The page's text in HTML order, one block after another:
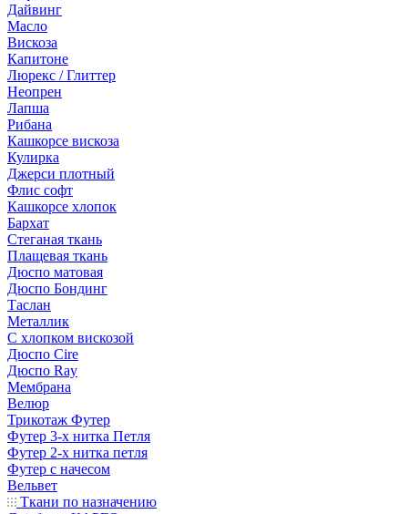
Дайвинг
Масло
Вискоза
Капитоне
Люрекс / Глиттер
Неопрен
Лапша
Рибана
Кашкорсе вискоза
Кулирка
Джерси плотный
Флис софт
Кашкорсе хлопок
Бархат
Стеганая ткань
Плащевая ткань
Дюспо матовая
Дюспо Бондинг
Таслан
Металлик
С хлопком вискозой
Дюспо Cire
Дюспо Ray
Мембрана
Велюр
Трикотаж Футер
Футер 3-х нитка Петля
Футер 2-х нитка петля
Футер с начесом
Вельвет
Ткани по назначению